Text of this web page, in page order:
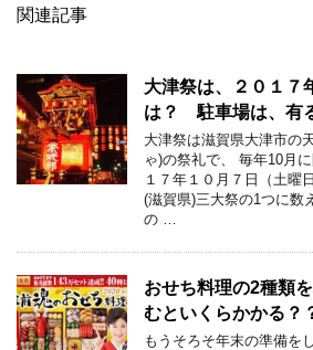
関連記事
大津祭は、２０１７
は？ 駐車場は、有
大津祭は滋賀県大津市の
ゃ)の祭礼で、 毎年10月
１７年１０月７日（土曜
(滋賀県)三大祭の1つに数
の …
おせち料理の2種類
むといくらかかる？
もうそろそ年末の準備を